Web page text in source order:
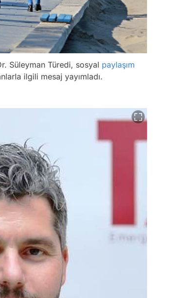
Süleyman Türedi, sosyal paylaşım
ilgili mesaj yayımladı.